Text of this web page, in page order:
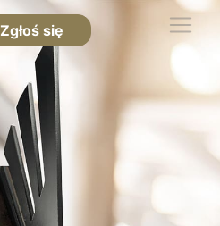
Zgłoś się